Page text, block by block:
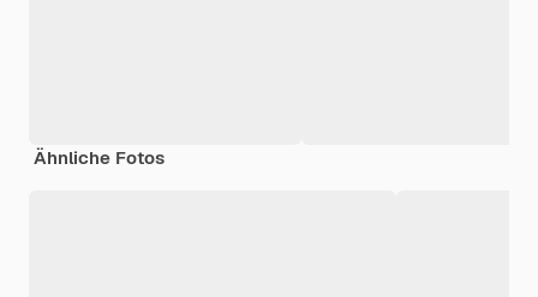
Ähnliche Fotos